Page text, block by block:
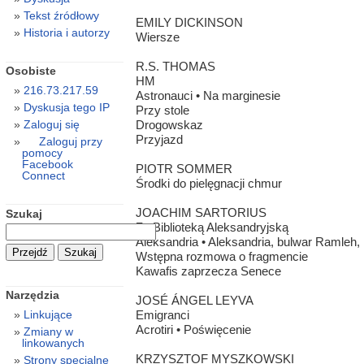
EMILY DICKINSON
Wiersze
R.S. THOMAS
HM
Astronauci • Na marginesie
Przy stole
Drogowskaz
Przyjazd
PIOTR SOMMER
Środki do pielęgnacji chmur
JOACHIM SARTORIUS
Za Biblioteką Aleksandryjską
Aleksandria • Aleksandria, bulwar Ramleh,
Wstępna rozmowa o fragmencie
Kawafis zaprzecza Senece
JOSÉ ÁNGEL LEYVA
Emigranci
Acrotiri • Poświęcenie
KRZYSZTOF MYSZKOWSKI
Tekst źródłowy
Historia i autorzy
Osobiste
216.73.217.59
Dyskusja tego IP
Zaloguj się
Zaloguj przy
pomocy
Facebook
Connect
Szukaj
Narzędzia
Linkujące
Zmiany w
linkowanych
Strony specjalne